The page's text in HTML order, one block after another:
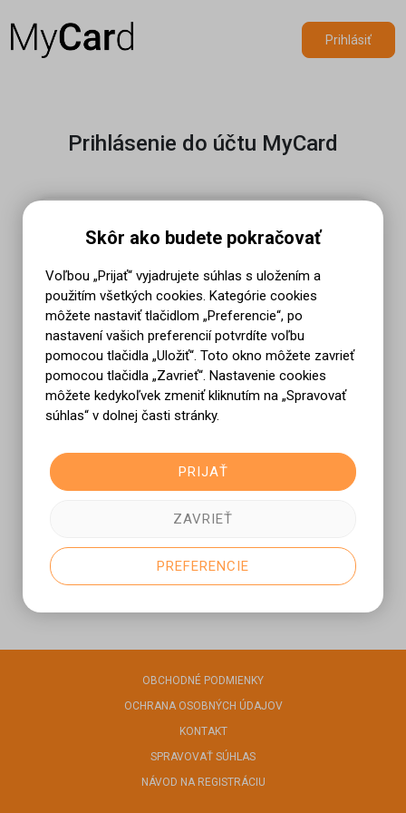
Prihlásiť
Prihlásenie do účtu MyCard
E-mailová adresa:*
Heslo
Zabudli ste vaše heslo?
OBCHODNÉ PODMIENKY
OCHRANA OSOBNÝCH ÚDAJOV
KONTAKT
SPRAVOVAŤ SÚHLAS
NÁVOD NA REGISTRÁCIU
Skôr ako budete pokračovať
Voľbou „Prijať“ vyjadrujete súhlas s uložením a
použitím všetkých cookies. Kategórie cookies
môžete nastaviť tlačidlom „Preferencie“, po
nastavení vašich preferencií potvrdíte voľbu
pomocou tlačidla „Uložiť“. Toto okno môžete zavrieť
pomocou tlačidla „Zavrieť“. Nastavenie cookies
môžete kedykoľvek zmeniť kliknutím na „Spravovať
súhlas“ v dolnej časti stránky.
PRIJAŤ
ZAVRIEŤ
PREFERENCIE